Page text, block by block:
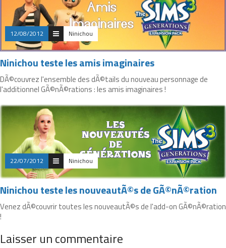
12/08/2012 Ninichou
Ninichou teste les amis imaginaires
DÃ©couvrez l'ensemble des dÃ©tails du nouveau personnage de
l'additionnel GÃ©nÃ©rations : les amis imaginaires !
22/07/2012 Ninichou
Ninichou teste les nouveautÃ©s de GÃ©nÃ©ration
Venez dÃ©couvrir toutes les nouveautÃ©s de l'add-on GÃ©nÃ©ration
!
Laisser un commentaire